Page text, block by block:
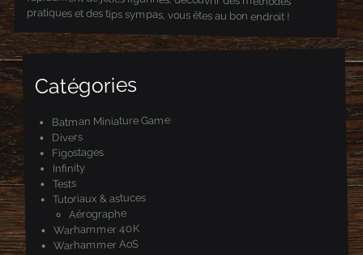
pratiques et des tips sympas, vous êtes au bon endroit !
Catégories
Batman Miniature Game
Divers
Figostages
Infinity
Tests
Tutoriaux & astuces
Aérographe
Warhammer 40K
Warhammer AoS